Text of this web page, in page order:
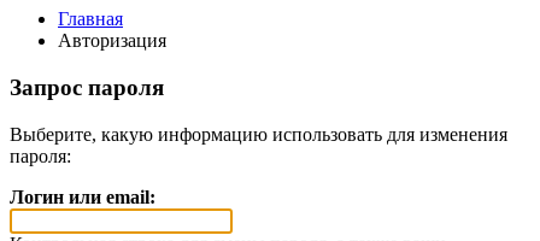
Главная
Авторизация
Запрос пароля
Выберите, какую информацию использовать для изменения
пароля:
Логин или email: